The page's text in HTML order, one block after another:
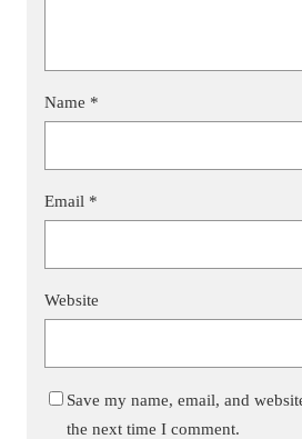
Name *
Email *
Website
Save my name, email, and
the next time I comment.